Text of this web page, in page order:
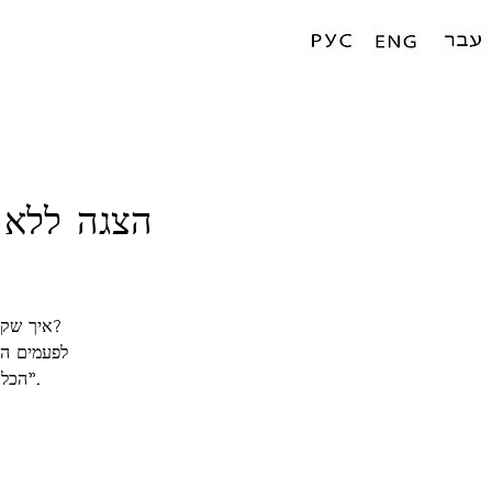
הצגה ללא
איך
לפעמים
"הכל פשוט" חושפת זווית חדשה על העולם המוכר ומעניקה קצת קסם לכל צופה.